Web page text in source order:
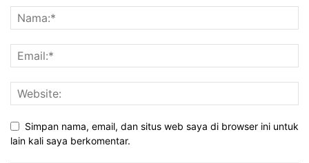
Simpan nama, email, dan situs web saya di browser ini untuk
lain kali saya berkomentar.